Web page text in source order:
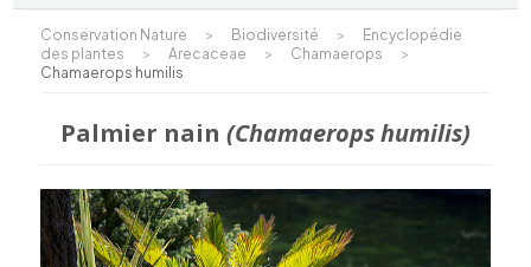
Conservation Nature > Biodiversité >
Encyclopédie
des plantes
> Arecaceae > Chamaerops
>
Chamaerops humilis
Palmier nain (Chamaerops humilis)